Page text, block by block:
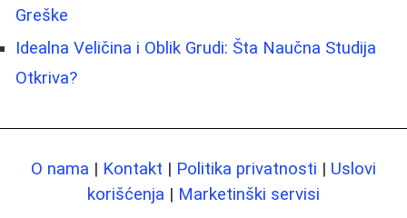
Greške
Idealna Veličina i Oblik Grudi: Šta Naučna Studija
Otkriva?
O nama | Kontakt | Politika privatnosti | Uslovi
korišćenja | Marketinški servisi